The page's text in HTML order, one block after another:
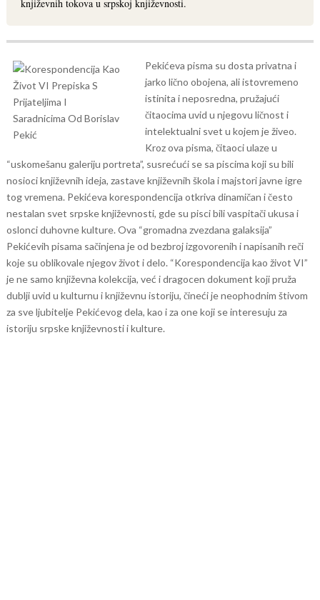
književnih tokova u srpskoj književnosti.
Pekićeva pisma su dosta privatna i
jarko lično obojena, ali istovremeno
istinita i neposredna, pružajući
čitaocima uvid u njegovu ličnost i
intelektualni svet u kojem je živeo.
Kroz ova pisma, čitaoci ulaze u
“uskomešanu galeriju portreta”, susrećući se sa piscima koji su bili
nosioci književnih ideja, zastave književnih škola i majstori javne igre
tog vremena. Pekićeva korespondencija otkriva dinamičan i često
nestalan svet srpske književnosti, gde su pisci bili vaspitači ukusa i
oslonci duhovne kulture. Ova “gromadna zvezdana galaksija”
Pekićevih pisama sačinjena je od bezbroj izgovorenih i napisanih reči
koje su oblikovale njegov život i delo. “Korespondencija kao život VI”
je ne samo književna kolekcija, već i dragocen dokument koji pruža
dublji uvid u kulturnu i književnu istoriju, čineći je neophodnim štivom
za sve ljubitelje Pekićevog dela, kao i za one koji se interesuju za
istoriju srpske književnosti i kulture.